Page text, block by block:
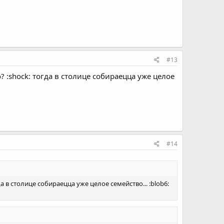
#13
тогда в столице собираецца уже целое
#14
столице собираецца уже целое семейство... :blob6: